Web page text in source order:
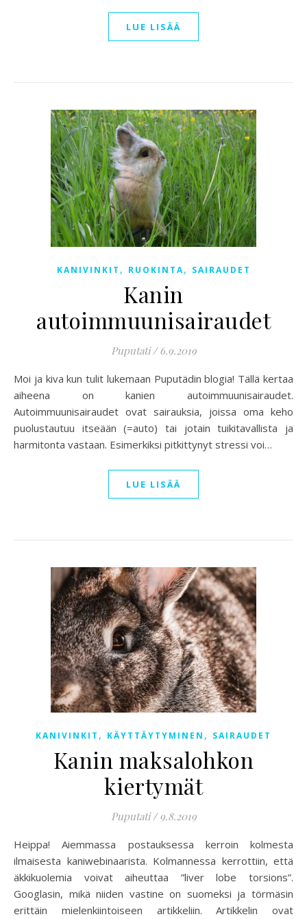
LUE LISÄÄ
KANIVINKIT , RUOKINTA, SAIRAUDET
Kanin
autoimmuunisairaudet
Puputati / 6.9.2019
Moi ja kiva kun tulit lukemaan Puputädin blogia! Tällä kertaa
aiheena on kanien autoimmuunisairaudet.
Autoimmuunisairaudet ovat sairauksia, joissa oma keho
puolustautuu itseään (=auto) tai jotain tuikitavallista ja
harmitonta vastaan. Esimerkiksi pitkittynyt stressi voi…
LUE LISÄÄ
KANIVINKIT , KÄYTTÄYTYMINEN , SAIRAUDET
Kanin maksalohkon
kiertymät
Puputati / 9.8.2019
Heippa! Aiemmassa postauksessa kerroin kolmesta
ilmaisesta kaniwebinaarista. Kolmannessa kerrottiin, että
äkkikuolemia voivat aiheuttaa ”liver lobe torsions”.
Googlasin, mikä niiden vastine on suomeksi ja törmäsin
erittäin mielenkiintoiseen artikkeliin. Artikkelin ovat